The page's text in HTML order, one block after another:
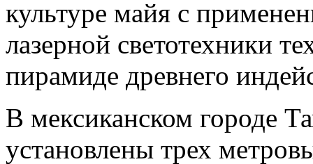
культуре майя с
лазерной светотехники
пирамиде древнего
В мексиканском городе
установлены трех